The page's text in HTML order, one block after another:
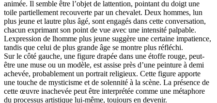
animée. Il semble être l’objet de lattention, pointant du doigt une
toile partiellement recouverte par un chevalet. Deux hommes, lun
plus jeune et lautre plus âgé, sont engagés dans cette conversation,
chacun exprimant son point de vue avec une intensité palpable.
Lexpression de lhomme plus jeune suggère une certaine impatience,
tandis que celui de plus grande âge se montre plus réfléchi.
Sur le côté gauche, une figure drapée dans une étoffe rouge, peut-
être une muse ou un modèle, est assise près d’une peinture à demi
achevée, probablement un portrait religieux. Cette figure apporte
une touche de mysticisme et de solennité à la scène. La présence de
cette œuvre inachevée peut être interprétée comme une métaphore
du processus artistique lui-même, toujours en devenir.